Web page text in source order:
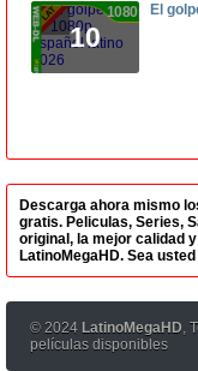
10
1080p El
Descarga ahora mismo
gratis. Peliculas, Series,
original, la mejor calidad
LatinoMegaHD. Sea
© 2024 LatinoMegaHD,
películas disponibles